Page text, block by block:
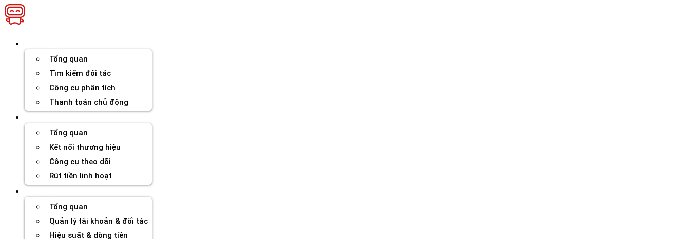
Chuyển
đến
Tổng quan
Tìm kiếm đối tác
Công cụ phân tích
Thanh toán chủ động
Tổng quan
Kết nối thương hiệu
Công cụ theo dõi
Rút tiền linh hoạt
Tổng quan
Quản lý tài khoản & đối tác
Hiệu suất & dòng tiền